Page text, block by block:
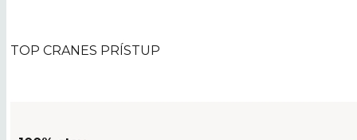
TOP CRANES PRÍSTUP